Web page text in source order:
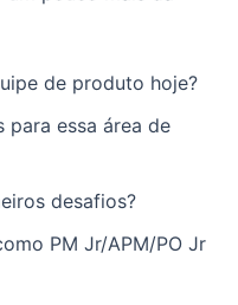
de produto hoje?
para essa área de
desafios?
PM Jr/APM/PO Jr